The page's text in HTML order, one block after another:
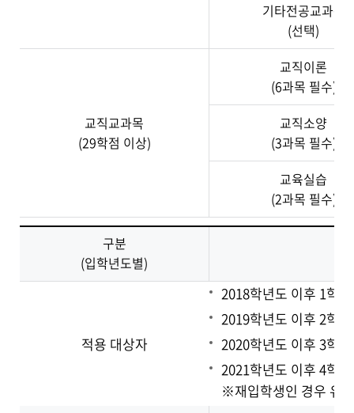
기타전공교과목
(선택)
교직교과목
(29학점 이상)
교직이론
(6과목 필수)
교직소양
(3과목 필수)
교육실습
(2과목 필수)
구분
(입학년도별)
적용 대상자
2018학년도 이후 1학
2019학년도 이후 2학
2020학년도 이후 3학
2021학년도 이후 4학
※재입학생인 경우 유